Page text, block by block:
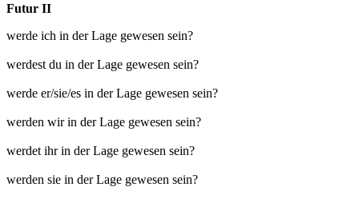
Futur II
werde ich in der Lage gewesen sein?
werdest du in der Lage gewesen sein?
werde er/sie/es in der Lage gewesen sein?
werden wir in der Lage gewesen sein?
werdet ihr in der Lage gewesen sein?
werden sie in der Lage gewesen sein?